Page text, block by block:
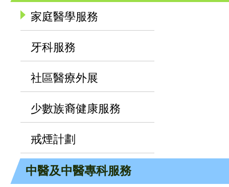
家庭醫學服務
牙科服務
社區醫療外展
少數族裔健康服務
戒煙計劃
中醫及中醫專科服務